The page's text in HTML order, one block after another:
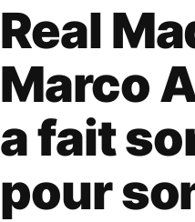
Real
Marco
a fait
pour